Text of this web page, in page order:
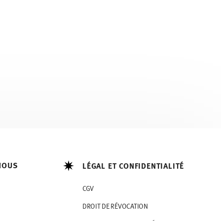
LÉGAL ET CONFIDENTIALITÉ
CGV
DROIT DE RÉVOCATION